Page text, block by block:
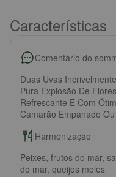
Características
Comentário do
Duas Uvas
Pura Explosão De
Refrescante E Com
Camarão Empanado
Harmonização
Peixes, frutos do mar,
do mar, queijos moles